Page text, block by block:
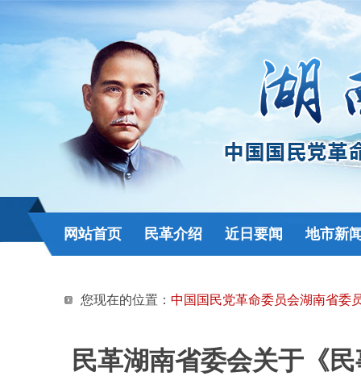
网站首页 民革介绍 近日要闻 地市新
您现在的位置： 中国国民党革命委员会湖南省委
民革湖南省委会关于《